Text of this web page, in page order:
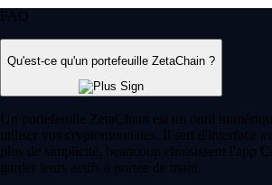
FAQ
Qu'est-ce qu'un portefeuille ZetaChain ?
Un portefeuille ZetaChain est un outil
utiliser vos cryptomonnaies. Il sert d'interface
plus de simplicité, beaucoup choisissent l'app
garder leurs actifs à portée de main.